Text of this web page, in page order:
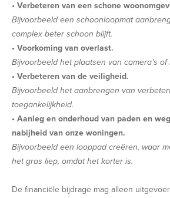
• Verbeteren van een schone
Bijvoorbeeld een schoonloopmat
complex beter schoon blijft.
• Voorkoming van overlast.
Bijvoorbeeld het plaatsen van camera’s of
• Verbeteren van de veiligheid.
Bijvoorbeeld het aanbrengen van
toegankelijkheid.
• Aanleg en onderhoud van paden en
nabijheid van onze woningen.
Bijvoorbeeld een looppad creëren, waar
het gras liep, omdat het korter is.
De financiële bijdrage mag alleen